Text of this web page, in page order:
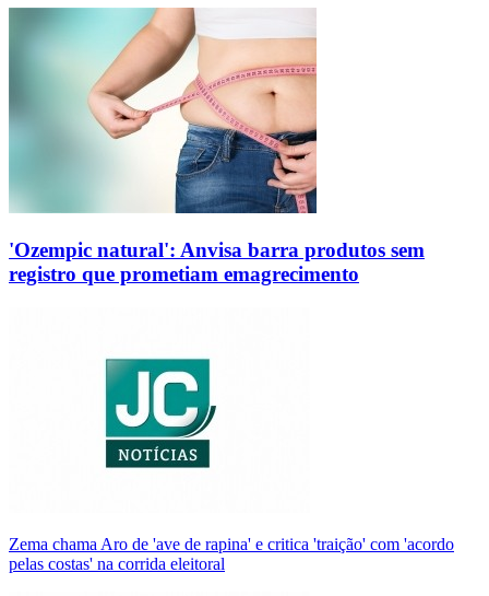
'Ozempic natural': Anvisa barra produtos sem
registro que prometiam emagrecimento
Zema chama Aro de 'ave de rapina' e critica 'traição' com 'acordo
pelas costas' na corrida eleitoral